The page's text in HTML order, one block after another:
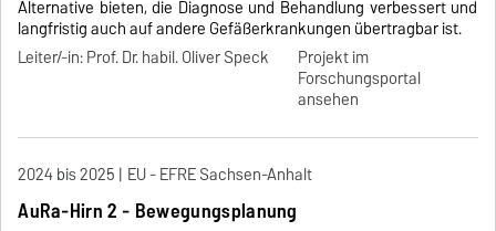
Alternative bieten, die Diagnose und Behandlung verbessert und
langfristig auch auf andere Gefäßerkrankungen übertragbar ist.
Leiter/-in: Prof. Dr. habil. Oliver Speck
Projekt im
Forschungsportal
ansehen
2024 bis 2025 EU - EFRE Sachsen-Anhalt
AuRa-Hirn 2 - Bewegungsplanung